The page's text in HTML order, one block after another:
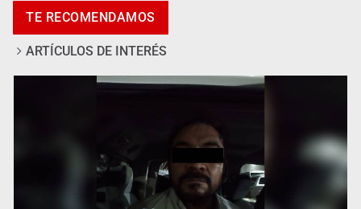
Que el IPEJAL encabece la lista de deudores en Jalisco
TE RECOMENDAMOS
ARTÍCULOS DE INTERÉS